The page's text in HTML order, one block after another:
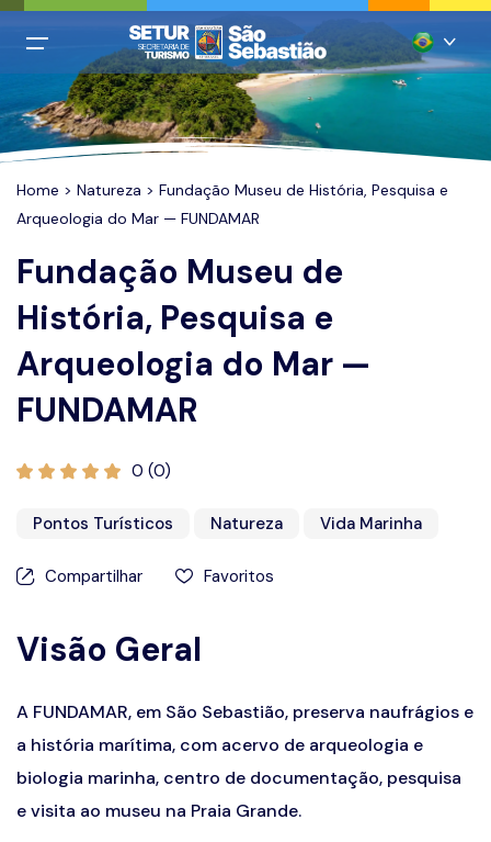
All filters
Português
Inglês
Espanhol
Francês
Chinês mandarim
Alemão
Menu Principal
Login
Home
Praias
Hospedagem
Casamentos
Prêmios
Home > Natureza > Fundação Museu de História, Pesquisa e
Arqueologia do Mar — FUNDAMAR
Fundação Museu de
História, Pesquisa e
Arqueologia do Mar —
FUNDAMAR
0 (0)
Pontos Turísticos Natureza Vida Marinha
Compartilhar Favoritos
Visão Geral
A FUNDAMAR, em São Sebastião, preserva naufrágios e
a história marítima, com acervo de arqueologia e
biologia marinha, centro de documentação, pesquisa
e visita ao museu na Praia Grande.